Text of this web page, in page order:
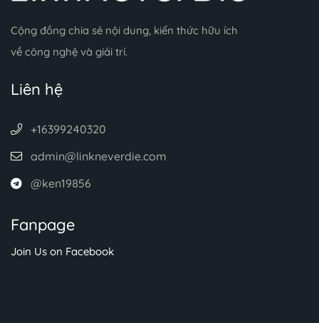
Cộng đồng chia sẻ nội dung, kiến thức hữu ích
về công nghệ và giải trí.
Liên hệ
+16399240320
admin@linkneverdie.com
@ken19856
Fanpage
Join Us on Facebook